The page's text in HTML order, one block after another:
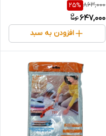
863,000
25%
647,000
افزودن به سبد